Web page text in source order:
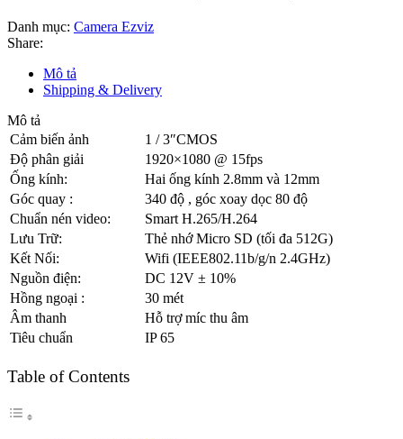
Danh mục: Camera Ezviz
Share:
Mô tả
Shipping & Delivery
Mô tả
Cảm biến ảnh
1 / 3″CMOS
Độ phân giải
1920×1080 @ 15fps
Ống kính:
Hai ống kính 2.8mm và 12mm
Góc quay :
340 độ , góc xoay dọc 80 độ
Chuẩn nén video:
Smart H.265/H.264
Lưu Trữ:
Thẻ nhớ Micro SD (tối đa 512G)
Kết Nối:
Wifi (IEEE802.11b/g/n 2.4GHz)
Nguồn điện:
DC 12V ± 10%
Hồng ngoại :
30 mét
Âm thanh
Hỗ trợ míc thu âm
Tiêu chuẩn
IP 65
Table of Contents